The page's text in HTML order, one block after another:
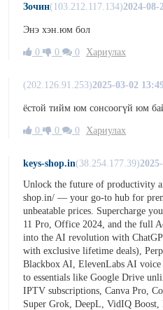
Зочин(103.212.117.134)2024-08-
Энэ хэн.юм бол
0 0 0 Хариулах
(202.126.91.253)2025-03-02
ёстой тийм юм сонсоогүй юм
0 0 0 Хариулах
keys-shop.in(38.254.177.39)
Unlock the future of productivity
shop.in/ — your go-to hub for
unbeatable prices. Supercharge
11 Pro, Office 2024, and the full
into the AI revolution with
with exclusive lifetime deals),
Blackbox AI, ElevenLabs AI
to essentials like Google Drive
IPTV subscriptions, Canva Pro,
Super Grok, DeepL, VidIQ Boost,